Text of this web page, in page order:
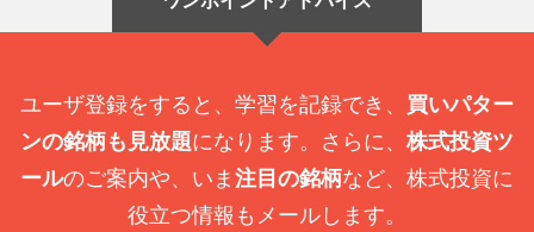
ユーザ登録をすると、学習を記録でき、 買いパター
ンの銘柄も見放題になります。さらに、 株式投資ツ
ールのご案内や、いま 注目の銘柄など、株式投資に
役立つ情報もメールします。